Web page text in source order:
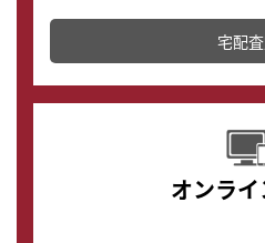
テムです。
配送でも簡単&安全に査定・
す。
宅配
オンラ